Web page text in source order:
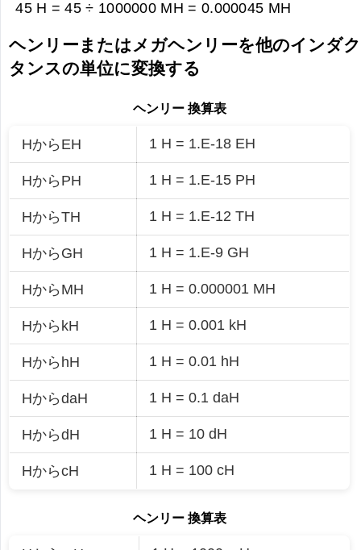
45 H = 45 ÷ 1000000 MH = 0.000045 MH
ヘンリーまたはメガヘンリーを他のインダク
タンスの単位に変換する
ヘンリー 換算表
HからEH 1 H = 1.E-18 EH
HからPH 1 H = 1.E-15 PH
HからTH 1 H = 1.E-12 TH
HからGH 1 H = 1.E-9 GH
HからMH 1 H = 0.000001 MH
HからkH 1 H = 0.001 kH
HからhH 1 H = 0.01 hH
HからdaH 1 H = 0.1 daH
HからdH 1 H = 10 dH
HからcH 1 H = 100 cH
ヘンリー 換算表